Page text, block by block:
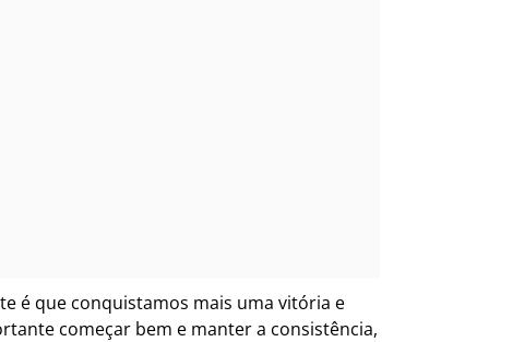
é que conquistamos mais uma vitória e
começar bem e manter a consistência,